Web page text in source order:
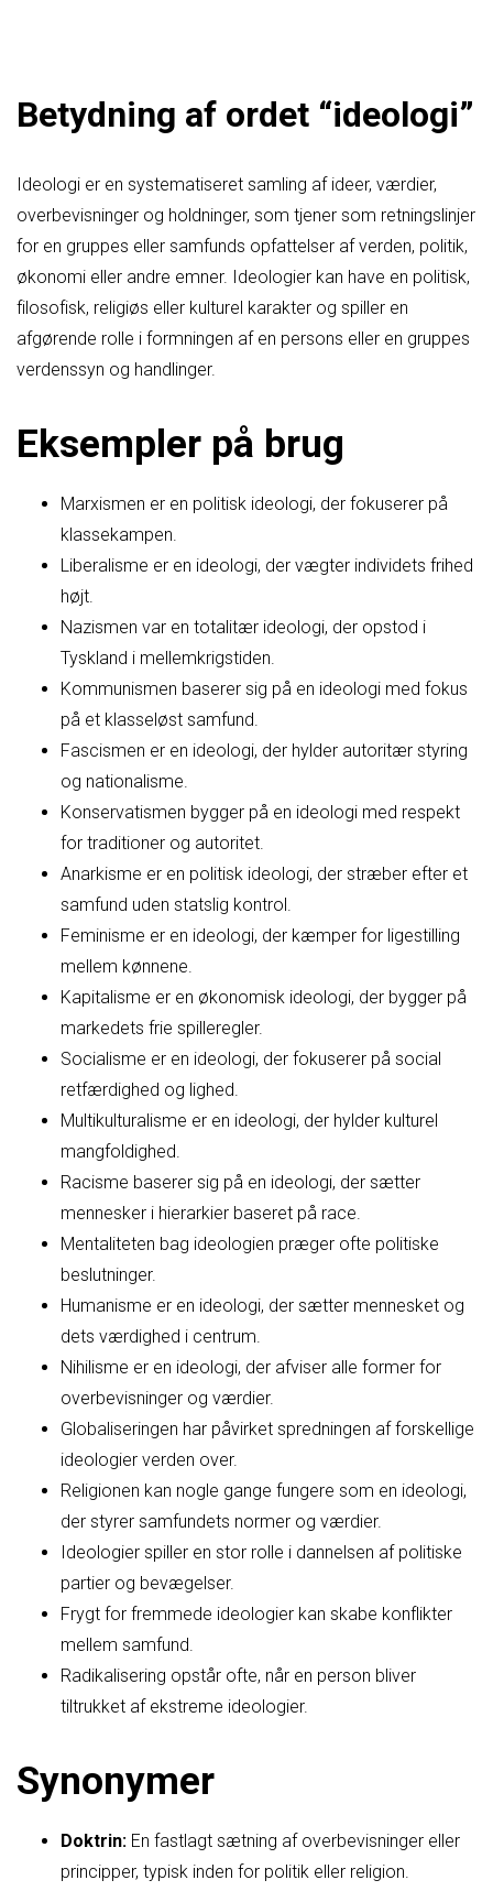
Betydning af ordet “ideologi”
Ideologi er en systematiseret samling af ideer, værdier,
overbevisninger og holdninger, som tjener som retningslinjer
for en gruppes eller samfunds opfattelser af verden, politik,
økonomi eller andre emner. Ideologier kan have en politisk,
filosofisk, religiøs eller kulturel karakter og spiller en
afgørende rolle i formningen af en persons eller en gruppes
verdenssyn og handlinger.
Eksempler på brug
Marxismen er en politisk ideologi, der fokuserer på
klassekampen.
Liberalisme er en ideologi, der vægter individets frihed
højt.
Nazismen var en totalitær ideologi, der opstod i
Tyskland i mellemkrigstiden.
Kommunismen baserer sig på en ideologi med fokus
på et klasseløst samfund.
Fascismen er en ideologi, der hylder autoritær styring
og nationalisme.
Konservatismen bygger på en ideologi med respekt
for traditioner og autoritet.
Anarkisme er en politisk ideologi, der stræber efter et
samfund uden statslig kontrol.
Feminisme er en ideologi, der kæmper for ligestilling
mellem kønnene.
Kapitalisme er en økonomisk ideologi, der bygger på
markedets frie spilleregler.
Socialisme er en ideologi, der fokuserer på social
retfærdighed og lighed.
Multikulturalisme er en ideologi, der hylder kulturel
mangfoldighed.
Racisme baserer sig på en ideologi, der sætter
mennesker i hierarkier baseret på race.
Mentaliteten bag ideologien præger ofte politiske
beslutninger.
Humanisme er en ideologi, der sætter mennesket og
dets værdighed i centrum.
Nihilisme er en ideologi, der afviser alle former for
overbevisninger og værdier.
Globaliseringen har påvirket spredningen af forskellige
ideologier verden over.
Religionen kan nogle gange fungere som en ideologi,
der styrer samfundets normer og værdier.
Ideologier spiller en stor rolle i dannelsen af politiske
partier og bevægelser.
Frygt for fremmede ideologier kan skabe konflikter
mellem samfund.
Radikalisering opstår ofte, når en person bliver
tiltrukket af ekstreme ideologier.
Synonymer
Doktrin: En fastlagt sætning af overbevisninger eller
principper, typisk inden for politik eller religion.